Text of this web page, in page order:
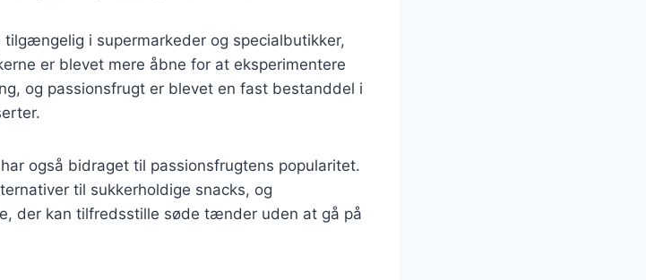
i supermarkeder og specialbutikker,
er blevet mere åbne for at eksperimentere
og passionsfrugt er blevet en fast bestanddel i
også bidraget til passionsfrugtens popularitet.
til sukkerholdige snacks, og
der kan tilfredsstille søde tænder uden at gå på